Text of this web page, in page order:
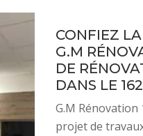
CONFIEZ LA
G.M
DE
DANS LE
G.M
projet de